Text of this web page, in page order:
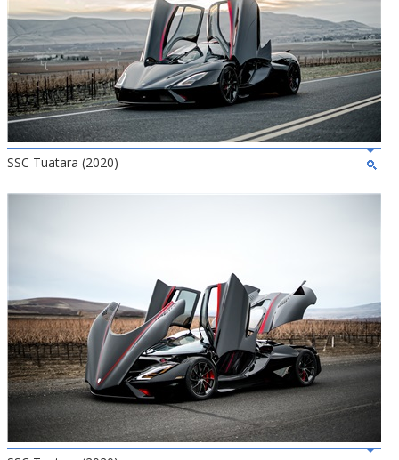
SSC Tuatara (2020)